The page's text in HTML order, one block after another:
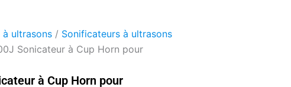
ultrasons / Sonificateurs à ultrasons
Sonicateur à Cup Horn pour
à Cup Horn pour